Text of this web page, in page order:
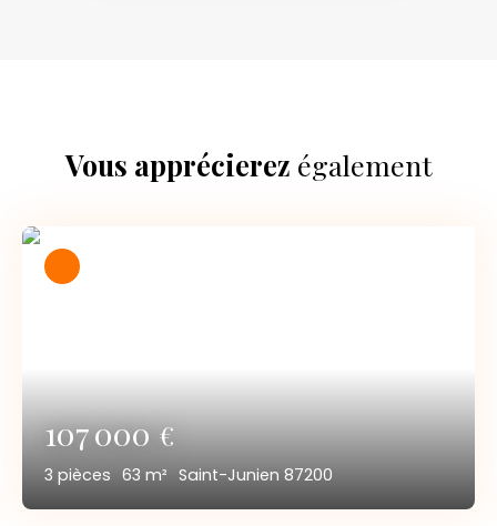
Vous apprécierez également
107 000€
3 pièces 63 m² Saint-Junien 87200